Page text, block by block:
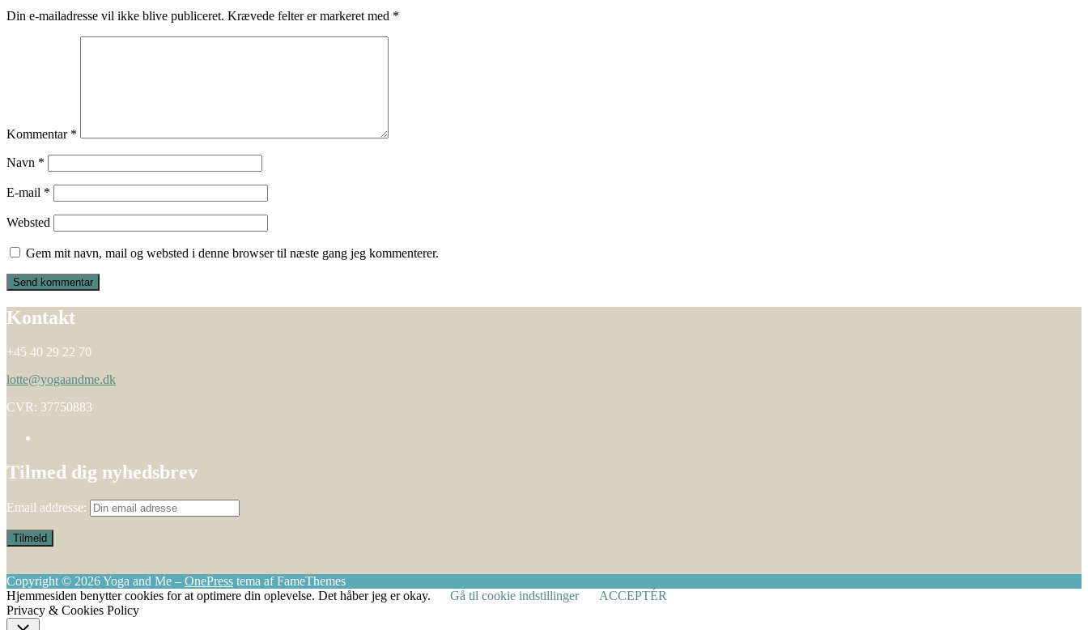
Din e-mailadresse vil ikke blive publiceret. Krævede felter er markeret med *
Kommentar *
Navn *
E-mail *
Websted
Gem mit navn, mail og websted i denne browser til næste gang jeg kommenterer.
Kontakt
+45 40 29 22 70
lotte@yogaandme.dk
CVR: 37750883
Tilmed dig nyhedsbrev
Email addresse:
Copyright © 2026 Yoga and Me – OnePress tema af FameThemes
Hjemmesiden benytter cookies for at optimere din oplevelse. Det håber jeg er okay.
Gå til cookie indstillinger
ACCEPTÉR
Privacy & Cookies Policy